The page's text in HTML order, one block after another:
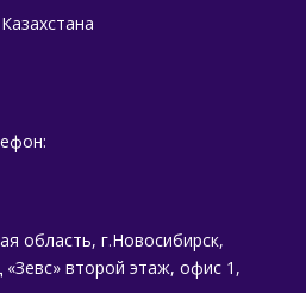
область, г.Новосибирск,
второй этаж, офис 1,